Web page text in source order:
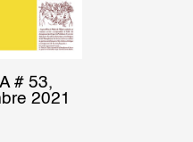
# 53,
2021